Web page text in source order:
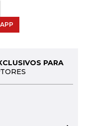
PARA